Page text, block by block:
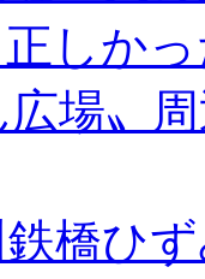
正しか
広場〟
橋ひ